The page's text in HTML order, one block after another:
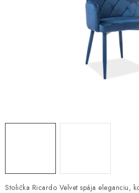
STOJANY A REGÁLY
SKRIŇA NA TOPANKY
Stolička Ricardo Velvet spája eleganciu,